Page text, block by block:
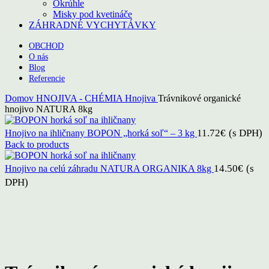
Okrúhle
Misky pod kvetináče
ZÁHRADNÉ VYCHYTÁVKY
OBCHOD
O nás
Blog
Referencie
Domov HNOJIVA - CHÉMIA Hnojiva Trávnikové organické
hnojivo NATURA 8kg
Hnojivo na ihličnany BOPON „horká soľ“ – 3 kg 11.72€ (s DPH)
Back to products
Hnojivo na celú záhradu NATURA ORGANIKA 8kg 14.50€ (s
DPH)